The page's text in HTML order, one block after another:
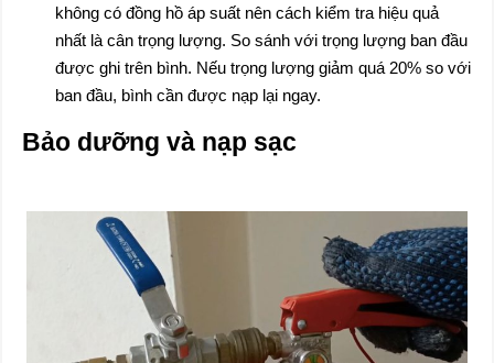
không có đồng hồ áp suất nên cách kiểm tra hiệu quả
nhất là cân trọng lượng. So sánh với trọng lượng ban đầu
được ghi trên bình. Nếu trọng lượng giảm quá 20% so với
ban đầu, bình cần được nạp lại ngay.
Bảo dưỡng và nạp sạc